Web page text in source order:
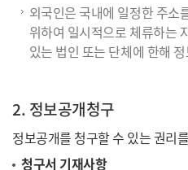
외국인은 국내에 일정한 주소
위하여 일시적으로 체류하는
있는 법인 또는 단체에 한해
2. 정보공개청구
정보공개를 청구할 수 있는 권리
청구서 기재사항